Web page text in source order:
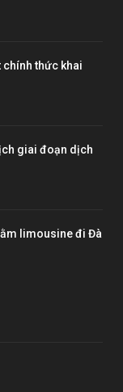
chính thức khai
giai đoạn dịch
limousine đi Đà